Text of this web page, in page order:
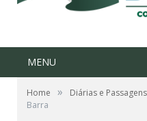
MENU
Home » Diárias e Passagens
Barra